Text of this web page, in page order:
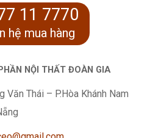
11 7770
hệ mua hàng
NỘI THẤT ĐOÀN GIA
Thái – P.Hòa Khánh Nam